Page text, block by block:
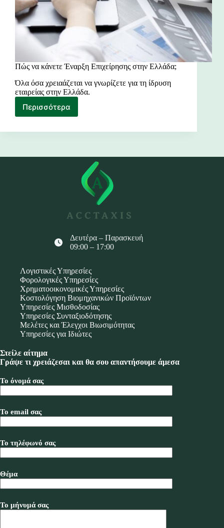
Πώς να κάνετε Έναρξη Επιχείρησης στην Ελλάδα;
Όλα όσα χρειαάζεται να γνωρίζετε για τη ίδρυση
εταιρείας στην Ελλάδα.
Περισσότερα
Πώς
κάνετε
στην
Δευτέρα – Παρασκευή
09:00 – 17:00
Λογιστικές Υπηρεσίες
Φορολογικές Υπηρεσίες
Χρηματοοικονομικές Υπηρεσίες
Κοστολόγηση Βιομηχανικών Προϊόντων
Υπηρεσίες Μισθοδοσίας
Υπηρεσίες Συνταξιοδότησης
Μελέτες και Έλεγχοι Βιωσιμότητας
Υπηρεσίες για Ιδιώτες
Στείλε αίτημα
Γράψε τι χρειάζεσαι και θα σου απαντήσουμε άμεσα
Το όνομά σας
Το email σας
Το τηλέφωνό σας
Θέμα
Το μήνυμά σας